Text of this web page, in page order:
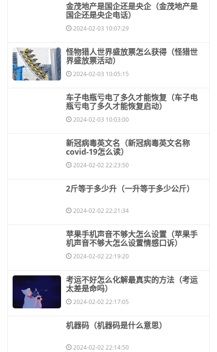
​金茂地产是国企还是央企（金茂地产是
国企还是央企电话）
2024-02-03 10:07:29
​怪物猎人世界盛放票怎么获得（怪猎世
界盛放票活动）
2024-02-03 10:05:15
​车子电瓶亏电了多久才能恢复（车子电
瓶亏电了多久才能恢复启动）
2024-02-03 10:03:00
​新冠病毒英文名（新冠病毒英文名称
covid-19怎么读）
2024-02-02 22:23:50
​2斤等于多少升（一升等于多少公斤）
2024-02-02 22:21:34
​苹果手机声音不够大怎么设置（苹果手
机声音不够大怎么设置情感口诉）
2024-02-02 22:19:20
​考运不好怎么化解最真实的方法（考运
太差是命吗）
2024-02-02 22:17:05
​机器码（机器码是什么意思）
2024-02-02 22:14:50